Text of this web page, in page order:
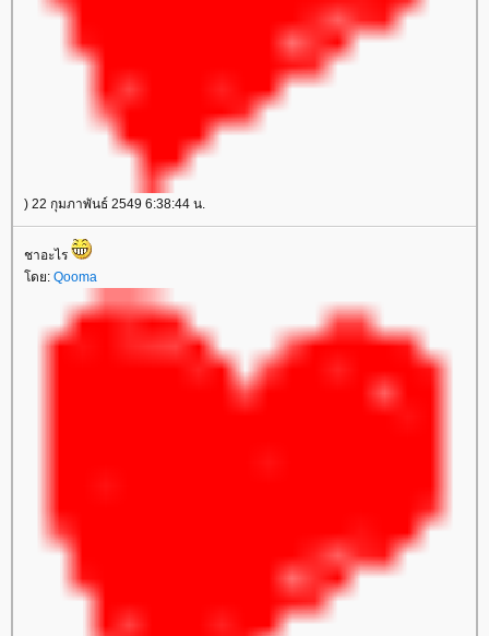
) 22 กุมภาพันธ์ 2549 6:38:44 น.
ชาอะไร
ดย: Qooma